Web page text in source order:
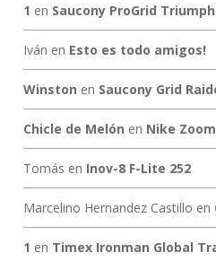
1 en Saucony ProGrid
Iván en Esto es todo amigos!
Winston en Saucony Grid
Chicle de Melón en Nike
Tomás en Inov-8 F-Lite 252
Marcelino Hernandez Castillo en
1 en Timex Ironman Global